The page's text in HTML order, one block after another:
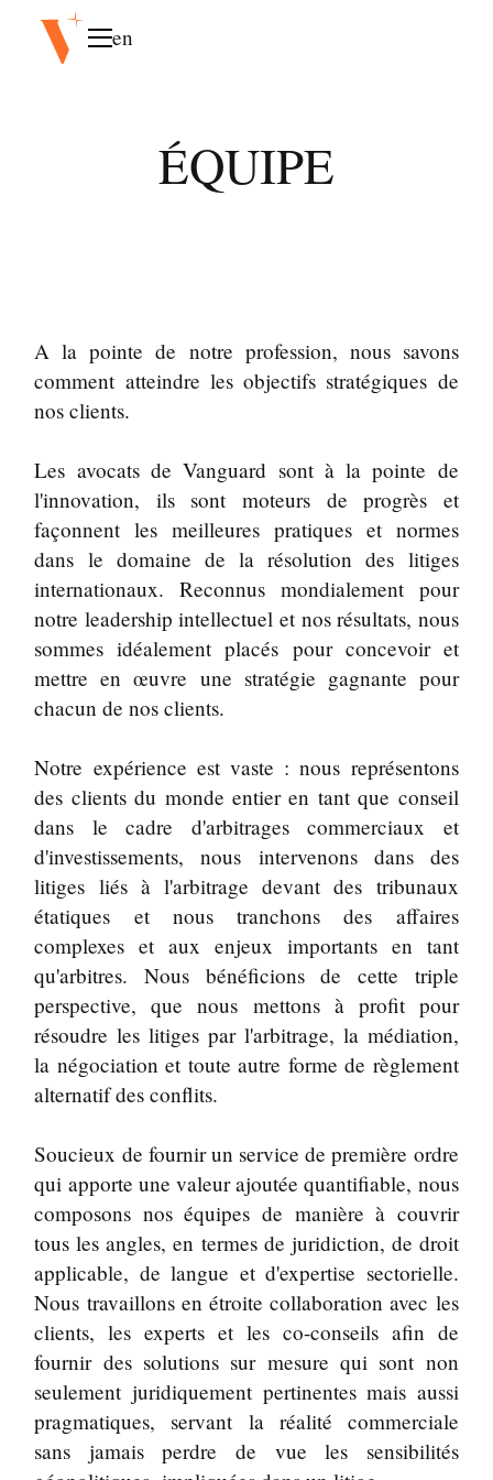
en
ÉQUIPE
A la pointe de notre profession, nous savons
comment atteindre les objectifs stratégiques de
nos clients.
Les avocats de Vanguard sont à la pointe de
l'innovation, ils sont moteurs de progrès et
façonnent les meilleures pratiques et normes
dans le domaine de la résolution des litiges
internationaux. Reconnus mondialement pour
notre leadership intellectuel et nos résultats, nous
sommes idéalement placés pour concevoir et
mettre en œuvre une stratégie gagnante pour
chacun de nos clients.
Notre expérience est vaste : nous représentons
des clients du monde entier en tant que conseil
dans le cadre d'arbitrages commerciaux et
d'investissements, nous intervenons dans des
litiges liés à l'arbitrage devant des tribunaux
étatiques et nous tranchons des affaires
complexes et aux enjeux importants en tant
qu'arbitres. Nous bénéficions de cette triple
perspective, que nous mettons à profit pour
résoudre les litiges par l'arbitrage, la médiation,
la négociation et toute autre forme de règlement
alternatif des conflits.
Soucieux de fournir un service de première ordre
qui apporte une valeur ajoutée quantifiable, nous
composons nos équipes de manière à couvrir
tous les angles, en termes de juridiction, de droit
applicable, de langue et d'expertise sectorielle.
Nous travaillons en étroite collaboration avec les
clients, les experts et les co-conseils afin de
fournir des solutions sur mesure qui sont non
seulement juridiquement pertinentes mais aussi
pragmatiques, servant la réalité commerciale
sans jamais perdre de vue les sensibilités